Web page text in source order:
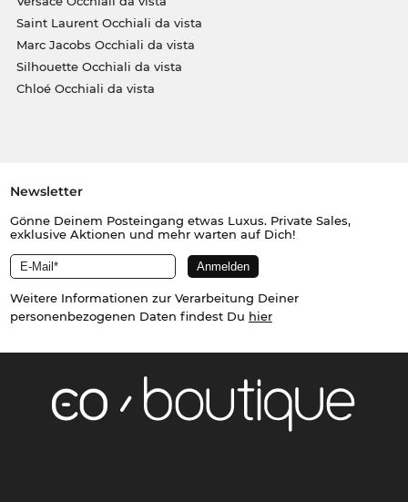
Saint Laurent Occhiali da vista
Marc Jacobs Occhiali da vista
Silhouette Occhiali da vista
Chloé Occhiali da vista
Newsletter
Gönne Deinem Posteingang etwas Luxus. Private Sales,
exklusive Aktionen und mehr warten auf Dich!
Weitere Informationen zur Verarbeitung Deiner
personenbezogenen Daten findest Du hier